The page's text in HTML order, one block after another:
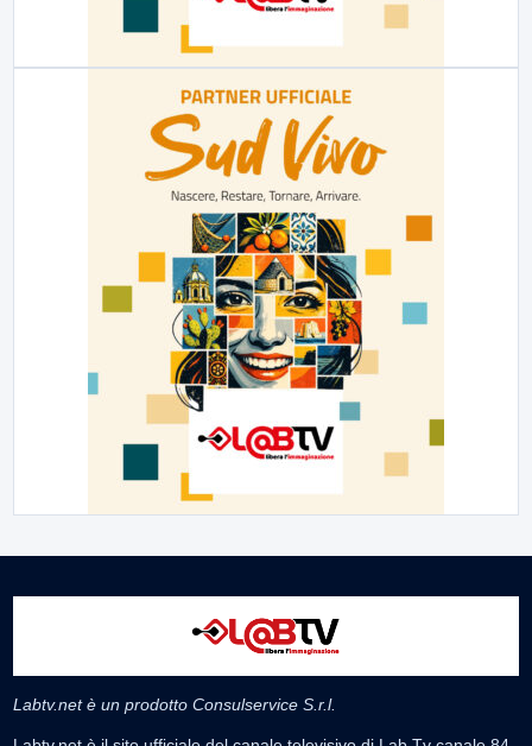
Labtv.net è un prodotto Consulservice S.r.l.